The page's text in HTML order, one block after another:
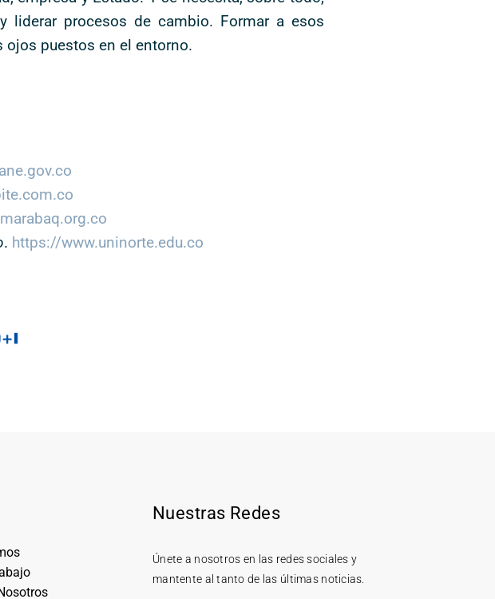
liderar procesos de cambio. Formar a esos
ojos puestos en el entorno.
. https://www.uninorte.edu.co
Nuestras Redes
Únete a nosotros en las redes sociales y
mantente al tanto de las últimas noticias.